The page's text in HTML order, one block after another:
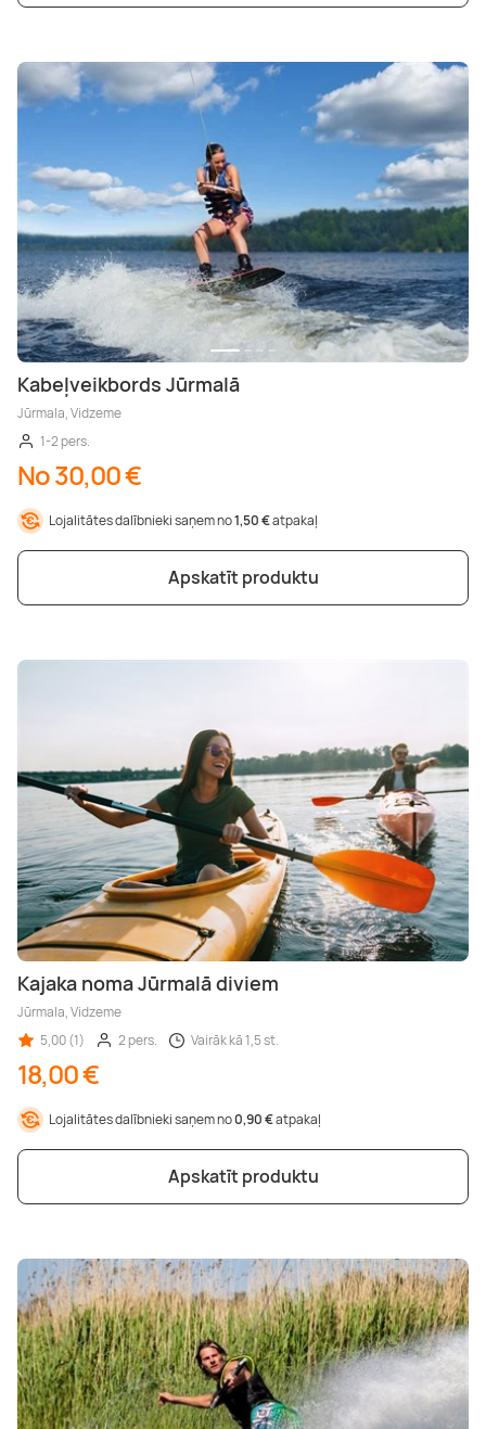
Kabeļveikbords Jūrmalā
Jūrmala, Vidzeme
1-2 pers.
No 30,00 €
Lojalitātes dalībnieki saņem no1,50 €atpakaļ
Apskatīt produktu
Kajaka noma Jūrmalā diviem
Jūrmala, Vidzeme
5,00 (1)
2 pers. Vairāk kā 1,5 st.
18,00 €
Lojalitātes dalībnieki saņem no0,90 €atpakaļ
Apskatīt produktu